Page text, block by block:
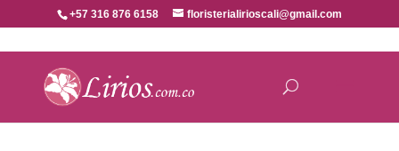
+57 316 876 6158 floristerialirioscali@gmail.com